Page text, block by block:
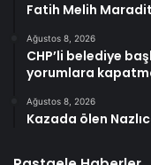
Fatih Melih
Ağustos 8, 2026
CHP’li belediye
yorumlara
Ağustos 8, 2026
Kazada ölen